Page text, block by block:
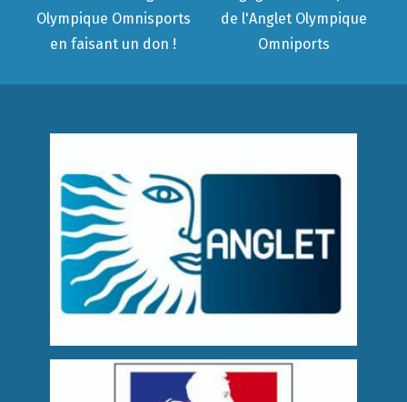
Olympique Omnisports
en faisant un don !
de l'Anglet Olympique
Omniports